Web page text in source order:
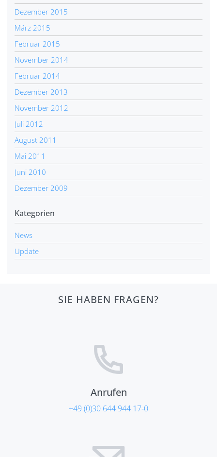
Dezember 2015
März 2015
Februar 2015
November 2014
Februar 2014
Dezember 2013
November 2012
Juli 2012
August 2011
Mai 2011
Juni 2010
Dezember 2009
Kategorien
News
Update
SIE HABEN FRAGEN?
Anrufen
+49 (0)30 644 944 17-0